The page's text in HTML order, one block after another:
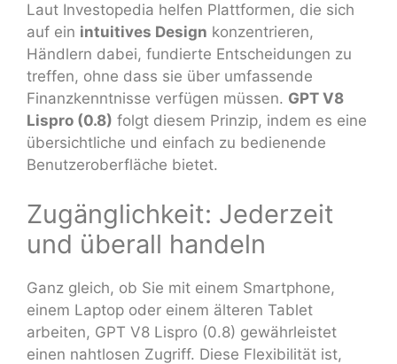
Laut Investopedia helfen Plattformen, die sich
auf ein intuitives Design konzentrieren,
Händlern dabei, fundierte Entscheidungen zu
treffen, ohne dass sie über umfassende
Finanzkenntnisse verfügen müssen. GPT V8
Lispro (0.8) folgt diesem Prinzip, indem es eine
übersichtliche und einfach zu bedienende
Benutzeroberfläche bietet.
Zugänglichkeit: Jederzeit
und überall handeln
Ganz gleich, ob Sie mit einem Smartphone,
einem Laptop oder einem älteren Tablet
arbeiten, GPT V8 Lispro (0.8) gewährleistet
einen nahtlosen Zugriff. Diese Flexibilität ist,